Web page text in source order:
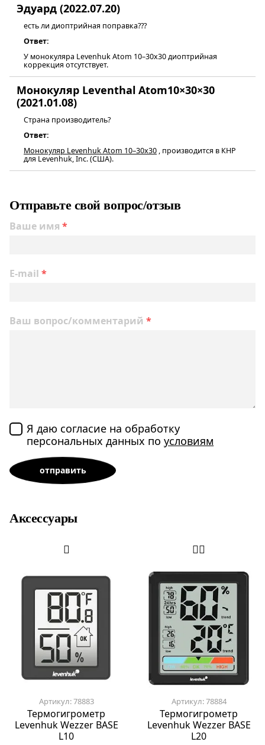
Эдуард (2022.07.20)
есть ли диоптрийная поправка???
Ответ:
У монокуляра Levenhuk Atom 10–30х30 диоптрийная
коррекция отсутствует.
Монокуляр Leventhal Atom10×30×30
(2021.01.08)
Страна производитель?
Ответ:
Монокуляр Levenhuk Atom 10–30х30 , производится в КНР
для Levenhuk, Inc. (США).
Отправьте свой вопрос/отзыв
Ваше имя *
E-mail *
Ваш вопрос/комментарий *
Я даю согласие на обработку
персональных данных поусловиям
Аксессуары
Артикул: 78883
Термогигрометр
Levenhuk Wezzer BASE
L10
Артикул: 78884
Термогигрометр
Levenhuk Wezzer BASE
L20